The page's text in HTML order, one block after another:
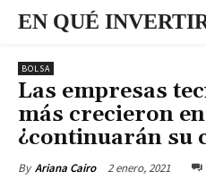
EN QUÉ
BOLSA
Las empresas
más crecieron
¿continuarán su
By Ariana Cairo 2 enero, 2021